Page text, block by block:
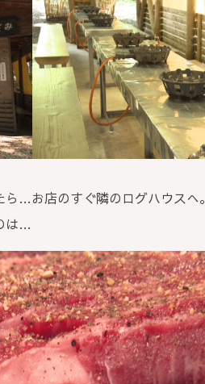
…お店のすぐ隣のログハウスへ。
は…